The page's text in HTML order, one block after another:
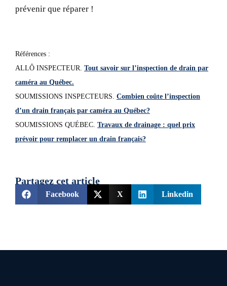
prévenir que réparer !
Références :
ALLÔ INSPECTEUR. Tout savoir sur l’inspection de drain par
caméra au Québec.
SOUMISSIONS INSPECTEURS. Combien coûte l’inspection
d’un drain français par caméra au Québec?
SOUMISSIONS QUÉBEC. Travaux de drainage : quel prix
prévoir pour remplacer un drain français?
Partagez cet article
Facebook X Linkedin